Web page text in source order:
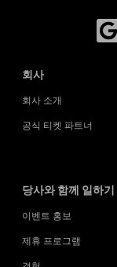
회사
회사 소개
공식 티켓 파트너
당사와 함께 일하기
이벤트 홍보
제휴 프로그램